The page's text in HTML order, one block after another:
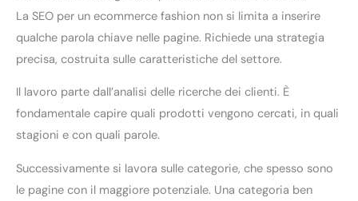
La SEO per un ecommerce fashion non si limita a inserire
qualche parola chiave nelle pagine. Richiede una strategia
precisa, costruita sulle caratteristiche del settore.
Il lavoro parte dall’analisi delle ricerche dei clienti. È
fondamentale capire quali prodotti vengono cercati, in quali
stagioni e con quali parole.
Successivamente si lavora sulle categorie, che spesso sono
le pagine con il maggiore potenziale. Una categoria ben